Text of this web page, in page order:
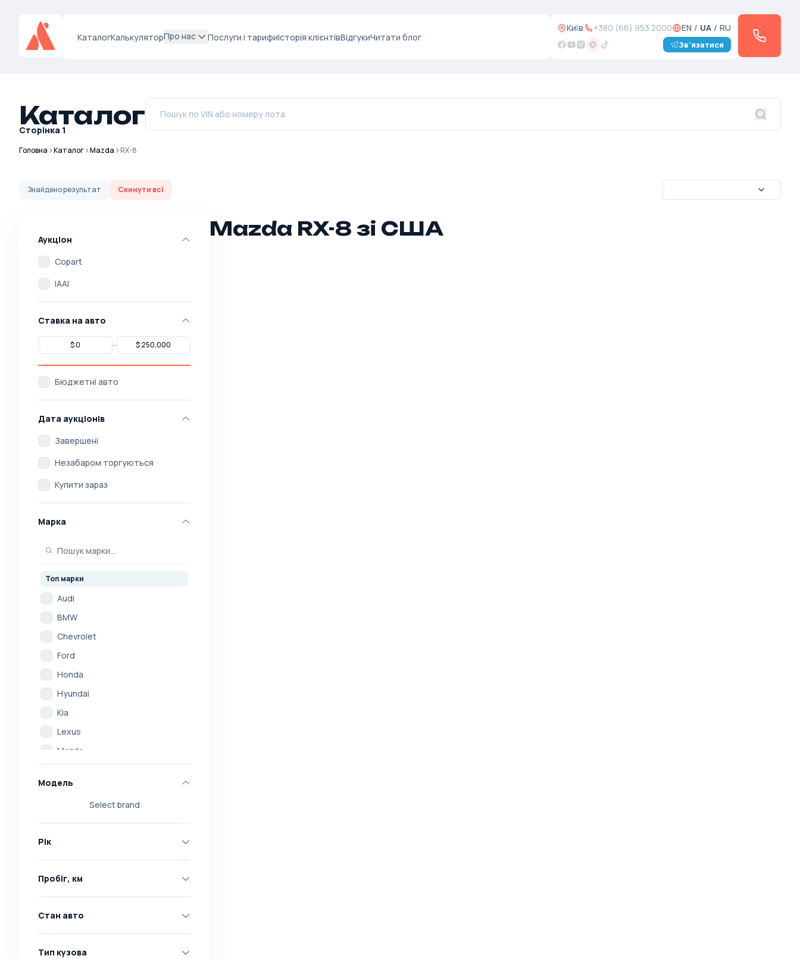
КаталогКалькуляторПро нас Послуги і тарифиІсторія клієнтівВідгукиЧитати блог
Київ +380 (66) 953 2000 EN / UA / RU
Зв'язатися
Каталог
Сторінка 1
Головна Каталог Mazda RX-8
Знайденорезультат Скинути всі
Аукціон
Copart
IAAI
Ставка на авто
Бюджетні авто
Дата аукціонів
Завершені
Незабаром торгуються
Купити зараз
Марка
Топ марки
Audi
BMW
Chevrolet
Ford
Honda
Hyundai
Kia
Lexus
Mazda
Mitsubishi
Opel
Skoda
Volkswagen
Модель
Select brand
Рік
Пробіг, км
Стан авто
Тип кузова
Mazda RX-8 зі США